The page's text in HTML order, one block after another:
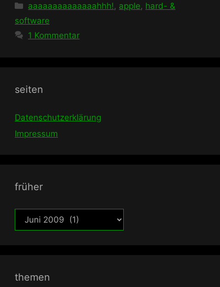
Kategorien
aaaaaaaaaaaaaahhh!, apple, hard- &
software
1 Kommentar
seiten
Datenschutzerklärung
Impressum
früher
früher
themen